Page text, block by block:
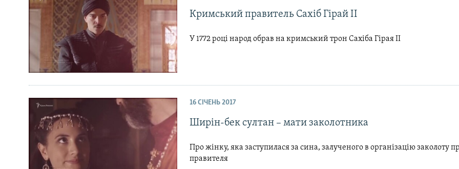
Кримський правитель Сахіб Гірай ІІ
У 1772 році народ обрав на кримський трон Сахіба Гірая II
16 СІЧЕНЬ 2017
Ширін-бек султан – мати заколотника
Про жінку, яка заступилася за сина, залученого в організацію заколоту
правителя